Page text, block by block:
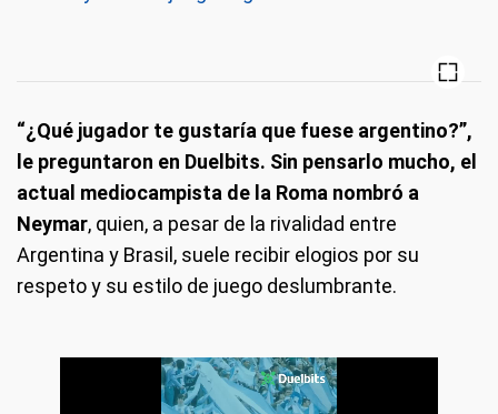
“¿Qué jugador te gustaría que fuese argentino?”,
le preguntaron en Duelbits. Sin pensarlo mucho, el
actual mediocampista de la Roma nombró a
Neymar, quien, a pesar de la rivalidad entre
Argentina y Brasil, suele recibir elogios por su
respeto y su estilo de juego deslumbrante.